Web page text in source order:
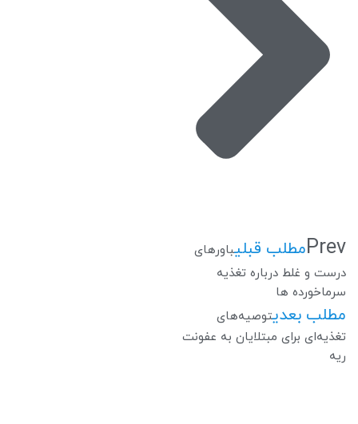
Prevمطلب قبلیباورهای
درست و غلط درباره تغذیه
سرماخورده ها
مطلب بعدیتوصیه‌های
تغذیه‌ای برای مبتلایان به عفونت
ریه